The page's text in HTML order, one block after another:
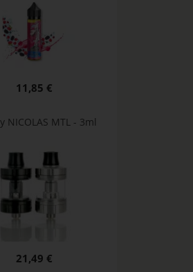
11,85 €
NICOLAS MTL - 3ml
21,49 €